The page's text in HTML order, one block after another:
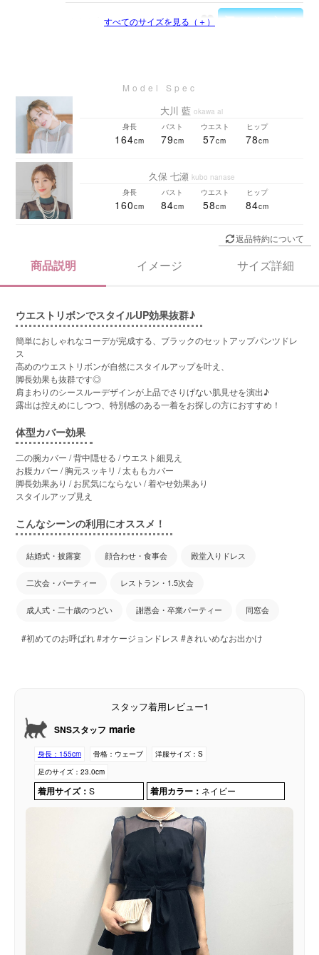
すべてのサイズを見る（＋）
大川 藍 okawa ai
身長
164
バスト
79
ウエスト
57
ヒップ
78
久保 七瀬 kubo nanase
身長
160
バスト
84
ウエスト
58
ヒップ
84
返品特約について
商品説明 イメージ サイズ詳細
ウエストリボンでスタイルUP効果抜群♪
簡単におしゃれなコーデが完成する、ブラックのセットアップパンツドレ
ス
高めのウエストリボンが自然にスタイルアップを叶え、
脚長効果も抜群です◎
肩まわりのシースルーデザインが上品でさりげない肌見せを演出♪
露出は控えめにしつつ、特別感のある一着をお探しの方におすすめ！
体型カバー効果
二の腕カバー / 背中隠せる / ウエスト細見え
お腹カバー / 胸元スッキリ / 太ももカバー
脚長効果あり / お尻気にならない / 着やせ効果あり
スタイルアップ見え
こんなシーンの利用にオススメ！
結婚式・披露宴 顔合わせ・食事会 殿堂入りドレス
二次会・パーティー レストラン・1.5次会
成人式・二十歳のつどい 謝恩会・卒業パーティー 同窓会
#初めてのお呼ばれ #オケージョンドレス #きれいめなお出かけ
スタッフ着用レビュー1
SNSスタッフ marie
身長： 155cm 骨格： ウェーブ 洋服サイズ： S
足のサイズ： 23.0cm
着用サイズ： S 着用カラー： ネイビー